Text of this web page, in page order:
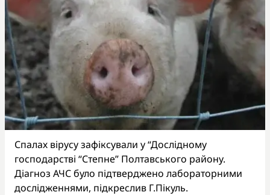
Спалах вірусу зафіксували у “Дослідному
господарстві “Степне” Полтавського району.
Діагноз АЧС було підтверджено лабораторними
дослідженнями, підкреслив Г.Пікуль.